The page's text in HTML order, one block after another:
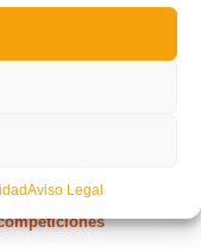
Aviso Legal
2026 (agotadas las